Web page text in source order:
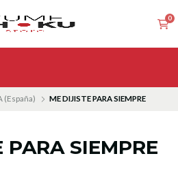
0
(España) ME DIJISTE PARA SIEMPRE
PARA SIEMPRE